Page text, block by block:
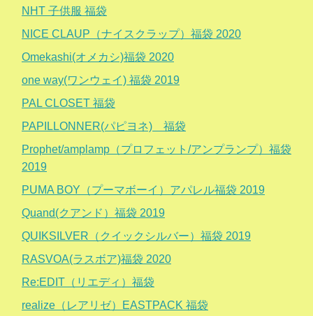
NHT 子供服 福袋
NICE CLAUP（ナイスクラップ）福袋 2020
Omekashi(オメカシ)福袋 2020
one way(ワンウェイ) 福袋 2019
PAL CLOSET 福袋
PAPILLONNER(パピヨネ) 福袋
Prophet/amplamp（プロフェット/アンプランプ）福袋
2019
PUMA BOY（プーマボーイ）アパレル福袋 2019
Quand(クアンド）福袋 2019
QUIKSILVER（クイックシルバー）福袋 2019
RASVOA(ラスボア)福袋 2020
Re:EDIT（リエディ）福袋
realize（レアリゼ）EASTPACK 福袋